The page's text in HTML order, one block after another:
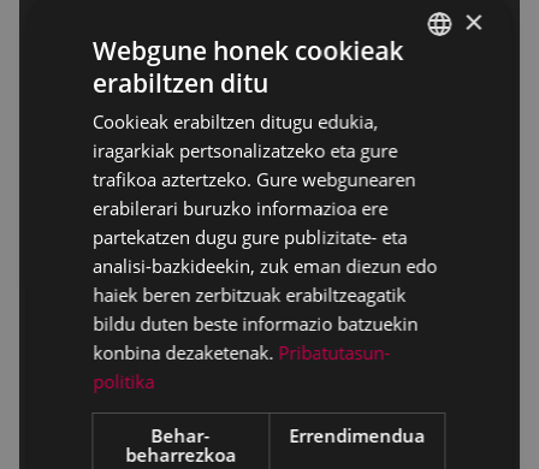
×
Webgune honek cookieak
erabiltzen ditu
Cookieak erabiltzen ditugu edukia,
iragarkiak pertsonalizatzeko eta gure
trafikoa aztertzeko. Gure webgunearen
erabilerari buruzko informazioa ere
partekatzen dugu gure publizitate- eta
analisi-bazkideekin, zuk eman diezun edo
haiek beren zerbitzuak erabiltzeagatik
bildu duten beste informazio batzuekin
konbina dezaketenak. Pribatutasun-
politika
Behar-
beharrezkoa
Errendimendua